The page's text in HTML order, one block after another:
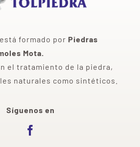
formado por Piedras
Mota.
el tratamiento de la piedra,
naturales como sintéticos.
Síguenos en